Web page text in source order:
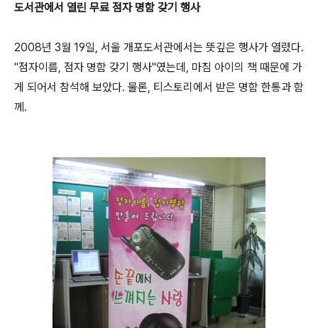
도서관에서 열린 무료 점자 명함 갖기 행사
2008년 3월 19일, 서울 개포도서관에서는 뜻깊은 행사가 열렸다.
"점자이름, 점자 명함 갖기 행사"였는데, 마침 아이의 책 때문에 가
게 되어서 참석해 보았다. 물론, 티스토리에서 받은 명함 한통과 함
께.